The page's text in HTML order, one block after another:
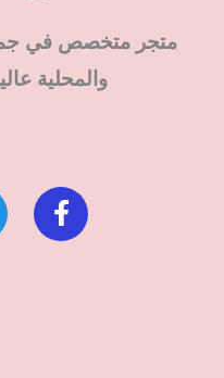
متجر متخصص في
والمحلية